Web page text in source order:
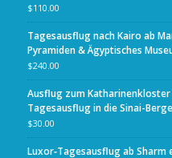
$110.00
Tagesausflug nach Kairo ab
Pyramiden & Ägyptisches
$240.00
Ausflug zum Katharinenkloster
Tagesausflug in die Sinai-Berge
$30.00
Luxor‑Tagesausflug ab Sharm